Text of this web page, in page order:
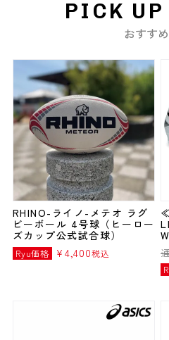
PICK
おすす
RHINO-ライノ-メテオ ラグ
ビーボール 4号球（ヒーロー
ズカップ公式試合球）
Ryu価格 ¥ 4,400税込